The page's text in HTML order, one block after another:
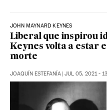
JOHN MAYNARD KEYNES
Liberal que inspirou
Keynes volta a estar
morte
JOAQUÍN ESTEFANÍA JUL 05, 2021 -